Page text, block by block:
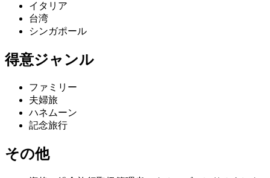
イタリア
台湾
シンガポール
得意ジャンル
ファミリー
夫婦旅
ハネムーン
記念旅行
その他